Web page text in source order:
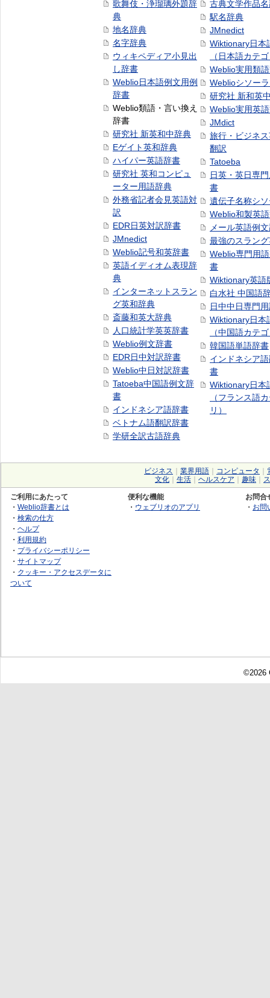
歌舞伎・浄瑠璃外題辞
典
地名辞典
名字辞典
ウィキペディア小見出
し辞書
Weblio日本語例文用例
辞書
Weblio類語・言い換え
辞書
研究社 新英和中辞典
Eゲイト英和辞典
ハイパー英語辞書
研究社 英和コンピュ
ーター用語辞典
外務省記者会見英語対
訳
EDR日英対訳辞書
JMnedict
Weblio記号和英辞書
英語イディオム表現辞
典
インターネットスラン
グ英和辞典
斎藤和英大辞典
人口統計学英英辞書
Weblio例文辞書
EDR日中対訳辞書
Weblio中日対訳辞書
Tatoeba中国語例文辞
書
インドネシア語辞書
ベトナム語翻訳辞書
学研全訳古語辞典
古典文学作品
駅名辞典
JMnedict
Wiktionary日本
（日本語カテ
Weblio実用類
Weblioシソー
研究社 新和英
Weblio実用英
JMdict
旅行・ビジネ
翻訳
Tatoeba
日英・英日専
書
遺伝子名称シ
Weblio和製英
メール英語例
最強のスラン
Weblio専門用
書
Wiktionary英語
白水社 中国語
日中中日専門
Wiktionary日本
（中国語カテ
韓国語単語辞書
インドネシア
書
Wiktionary日本
（フランス語
リ）
ビジネス 業界用語 コンピュータ
文化
生活 ヘルスケア 趣味
ご利用にあたって
・ Weblio辞書とは
・ 検索の仕方
・ ヘルプ
・ 利用規約
・ プライバシーポリシー
・ サイトマップ
・ クッキー・アクセスデータに
ついて
便利な機能
・ ウェブリオのアプリ
お問合
・ お問
©2026